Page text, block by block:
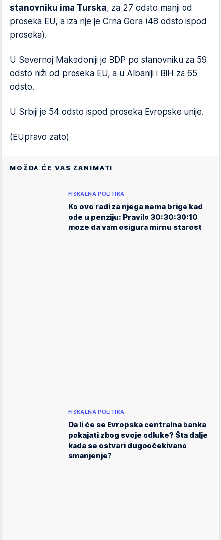
stanovniku ima Turska, za 27 odsto manji od
proseka EU, a iza nje je Crna Gora (48 odsto ispod
proseka).
U Severnoj Makedoniji je BDP po stanovniku za 59
odsto niži od proseka EU, a u Albaniji i BiH za 65
odsto.
U Srbiji je 54 odsto ispod proseka Evropske unije.
(EUpravo zato)
MOŽDA ĆE VAS ZANIMATI
FISKALNA POLITIKA
Ko ovo radi za njega nema brige kad
ode u penziju: Pravilo 30:30:30:10
može da vam osigura mirnu starost
FISKALNA POLITIKA
Da li će se Evropska centralna banka
pokajati zbog svoje odluke? Šta dalje
kada se ostvari dugoočekivano
smanjenje?